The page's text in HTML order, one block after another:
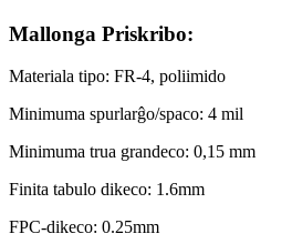
Mallonga Priskribo:
Materiala tipo: FR-4, poliimido
Minimuma spurlarĝo/spaco: 4 mil
Minimuma trua grandeco: 0,15 mm
Finita tabulo dikeco: 1.6mm
FPC-dikeco: 0.25mm